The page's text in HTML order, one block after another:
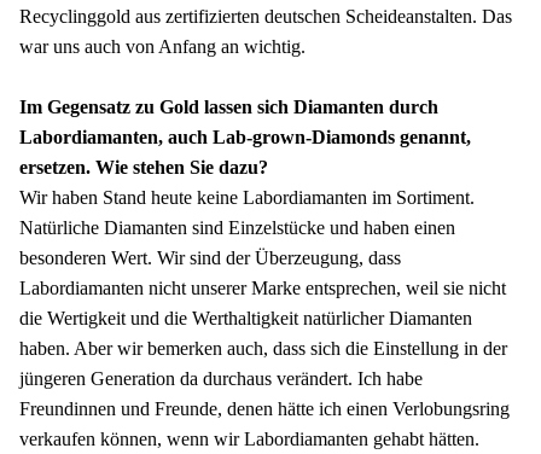
Recyclinggold aus zertifizierten deutschen Scheideanstalten. Das
war uns auch von Anfang an wichtig.
Im Gegensatz zu Gold lassen sich Diamanten durch
Labordiamanten, auch Lab-grown-Diamonds genannt,
ersetzen. Wie stehen Sie dazu?
Wir haben Stand heute keine Labordiamanten im Sortiment.
Natürliche Diamanten sind Einzelstücke und haben einen
besonderen Wert. Wir sind der Überzeugung, dass
Labordiamanten nicht unserer Marke entsprechen, weil sie nicht
die Wertigkeit und die Werthaltigkeit natürlicher Diamanten
haben. Aber wir bemerken auch, dass sich die Einstellung in der
jüngeren Generation da durchaus verändert. Ich habe
Freundinnen und Freunde, denen hätte ich einen Verlobungsring
verkaufen können, wenn wir Labordiamanten gehabt hätten.